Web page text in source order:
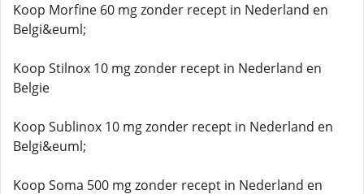
Koop Morfine 60 mg zonder recept in Nederland en
Belgi&euml;
Koop Stilnox 10 mg zonder recept in Nederland en
Belgie
Koop Sublinox 10 mg zonder recept in Nederland en
Belgi&euml;
Koop Soma 500 mg zonder recept in Nederland en